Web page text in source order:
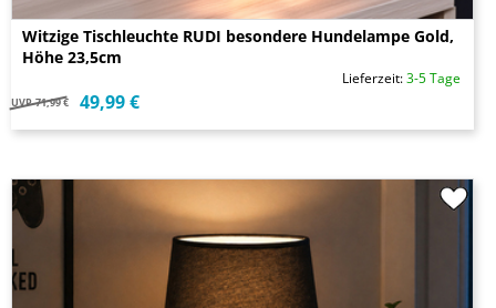
Witzige Tischleuchte RUDI besondere Hundelampe Gold,
Höhe 23,5cm
Lieferzeit:3-5 Tage
UVP 71,99 € 49,99 €